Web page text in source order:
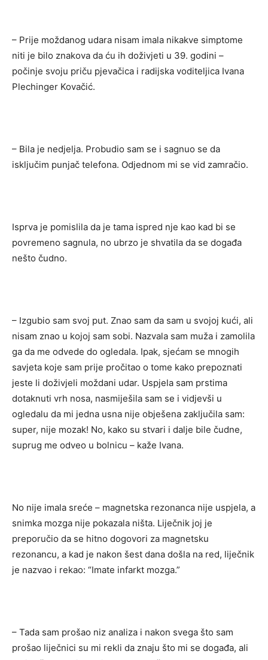
– Prije moždanog udara nisam imala nikakve simptome
niti je bilo znakova da ću ih doživjeti u 39. godini –
počinje svoju priču pjevačica i radijska voditeljica Ivana
Plechinger Kovačić.
– Bila je nedjelja. Probudio sam se i sagnuo se da
isključim punjač telefona. Odjednom mi se vid zamračio.
Isprva je pomislila da je tama ispred nje kao kad bi se
povremeno sagnula, no ubrzo je shvatila da se događa
nešto čudno.
– Izgubio sam svoj put. Znao sam da sam u svojoj kući, ali
nisam znao u kojoj sam sobi. Nazvala sam muža i zamolila
ga da me odvede do ogledala. Ipak, sjećam se mnogih
savjeta koje sam prije pročitao o tome kako prepoznati
jeste li doživjeli moždani udar. Uspjela sam prstima
dotaknuti vrh nosa, nasmiješila sam se i vidjevši u
ogledalu da mi jedna usna nije obješena zaključila sam:
super, nije mozak! No, kako su stvari i dalje bile čudne,
suprug me odveo u bolnicu – kaže Ivana.
No nije imala sreće – magnetska rezonanca nije uspjela, a
snimka mozga nije pokazala ništa. Liječnik joj je
preporučio da se hitno dogovori za magnetsku
rezonancu, a kad je nakon šest dana došla na red, liječnik
je nazvao i rekao: “Imate infarkt mozga.”
– Tada sam prošao niz analiza i nakon svega što sam
prošao liječnici su mi rekli da znaju što mi se događa, ali